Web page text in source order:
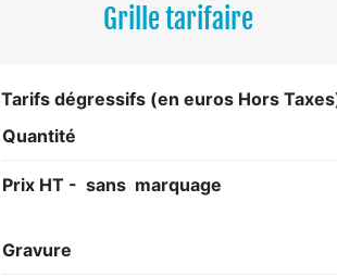
Grille tarifaire
Tarifs dégressifs (en euros Hors
Quantité
Prix HT - sans marquage
Gravure